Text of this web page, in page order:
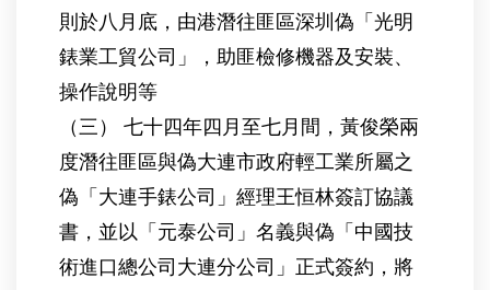
則於八月底，由港潛往匪區深圳偽「光明
錶業工貿公司」，助匪檢修機器及安裝、
操作說明等
（三） 七十四年四月至七月間，黃俊榮兩
度潛往匪區與偽大連市政府輕工業所屬之
偽「大連手錶公司」經理王恒林簽訂協議
書，並以「元泰公司」名義與偽「中國技
術進口總公司大連分公司」正式簽約，將